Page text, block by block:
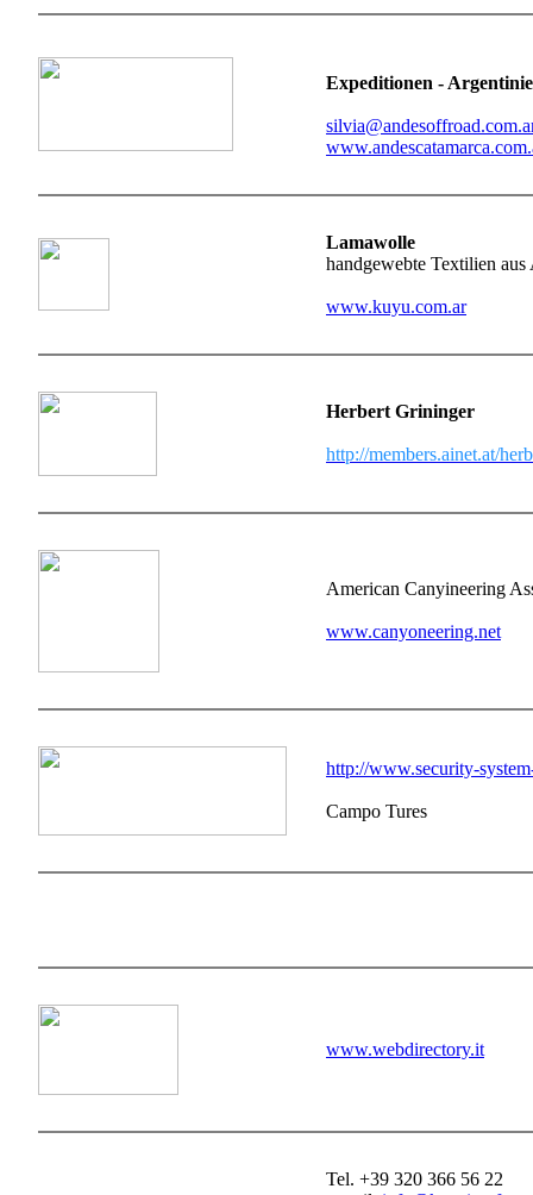
Expeditionen -
Lamawolle
handgewebte Textilien
www.kuyu.com.ar
Herbert Grininger
http://members.ainet.at/
American Canyineering
www.canyoneering.net
http://www.security-
Campo Tures
www.webdirectory.it
Tel. +39 320 366 56 22